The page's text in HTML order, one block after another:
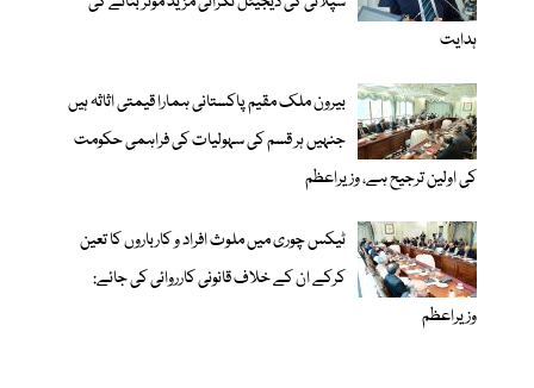
ہدایت
بیرون ملک مقیم پاکستانی ہمارا قیمتی اثاثہ ہیں
جنہیں ہر قسم کی سہولیات کی فراہمی حکومت
کی اولین ترجیح ہے، وزیراعظم
ٹیکس چوری میں ملوث افراد و کارباروں کا تعین
کرکے ان کے خلاف قانونی کارروائی کی جائے:
وزیراعظم